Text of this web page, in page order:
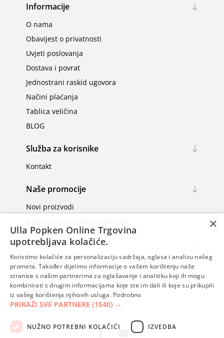
Informacije
O nama
Obavijest o privatnosti
Uvjeti poslovanja
Dostava i povrat
Jednostrani raskid ugovora
Načini plaćanja
Tablica veličina
BLOG
Služba za korisnike
Kontakt
Naše promocije
Novi proizvodi
Moj račun
Moj račun
Narudžbe
Adrese
×
Ulla Popken Online Trgovina
upotrebljava kolačiće.
Koristimo kolačiće za personalizaciju sadržaja, oglasa i analizu našeg
prometa. Također dijelimo informacije o vašem korištenju naše
stranice s našim partnerima za oglašavanje i analitiku koji ih mogu
kombinirati s drugim informacijama koje ste im dali ili koje su prikupili
iz vašeg korištenja njihovih usluga. Podrobno
PRIKAŽI SVE PARTNERE (1540) →
NUŽNO POTREBNI KOLAČIĆI IZVEDBA